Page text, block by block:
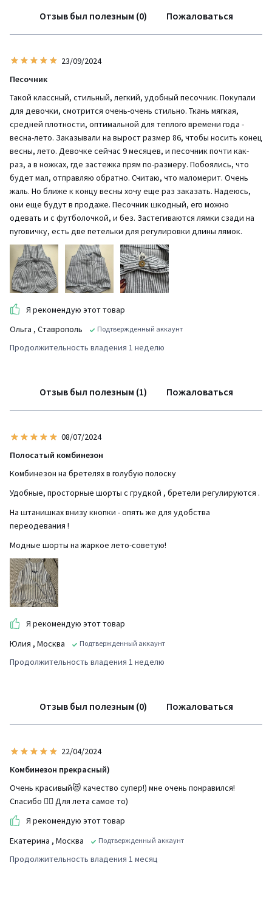
Отзыв был полезным (0) Пожаловаться
23/09/2024
Песочник
Такой классный, стильный, легкий, удобный песочник. Покупали
для девочки, смотрится очень-очень стильно. Ткань мягкая,
средней плотности, оптимальной для теплого времени года -
весна-лето. Заказывали на вырост размер 86, чтобы носить конец
весны, лето. Девочке сейчас 9 месяцев, и песочник почти как-
раз, а в ножках, где застежка прям по-размеру. Побоялись, что
будет мал, отправляю обратно. Считаю, что маломерит. Очень
жаль. Но ближе к концу весны хочу еще раз заказать. Надеюсь,
они еще будут в продаже. Песочник шкодный, его можно
одевать и с футболочкой, и без. Застегиваются лямки сзади на
пуговичку, есть две петельки для регулировки длины лямок.
Я рекомендую этот товар
Ольга , Ставрополь Подтвержденный аккаунт
Продолжительность владения 1 неделю
Отзыв был полезным (1) Пожаловаться
08/07/2024
Полосатый комбинезон
Комбинезон на бретелях в голубую полоску
Удобные, просторные шорты с грудкой , бретели регулируются .
На штанишках внизу кнопки - опять же для удобства
переодевания !
Модные шорты на жаркое лето-советую!
Я рекомендую этот товар
Юлия , Москва Подтвержденный аккаунт
Продолжительность владения 1 неделю
Отзыв был полезным (0) Пожаловаться
22/04/2024
Комбинезон прекрасный)
Очень красивый😻 качество супер!) мне очень понравился!
Спасибо 👌🏻 Для лета самое то)
Я рекомендую этот товар
Екатерина , Москва Подтвержденный аккаунт
Продолжительность владения 1 месяц